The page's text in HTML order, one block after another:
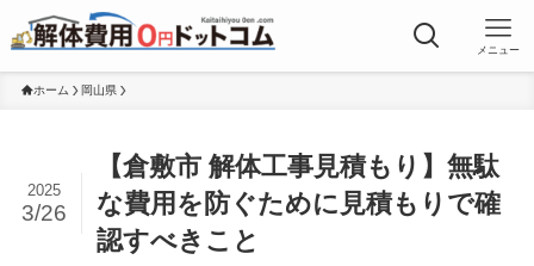
メニュー
ホーム 岡山県
【倉敷市 解体工事見積もり】無駄
な費用を防ぐために見積もりで確
認すべきこと
2025
3/26